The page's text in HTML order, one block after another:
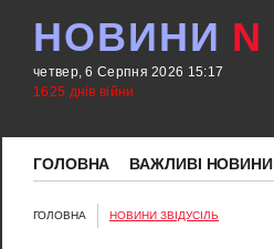
НОВИНИ N
четвер, 6 Серпня 2026 15:17
1625 днів війни
ГОЛОВНА ВАЖЛИВІ НОВИНИ
ГОЛОВНА НОВИНИ ЗВІДУСІЛЬ